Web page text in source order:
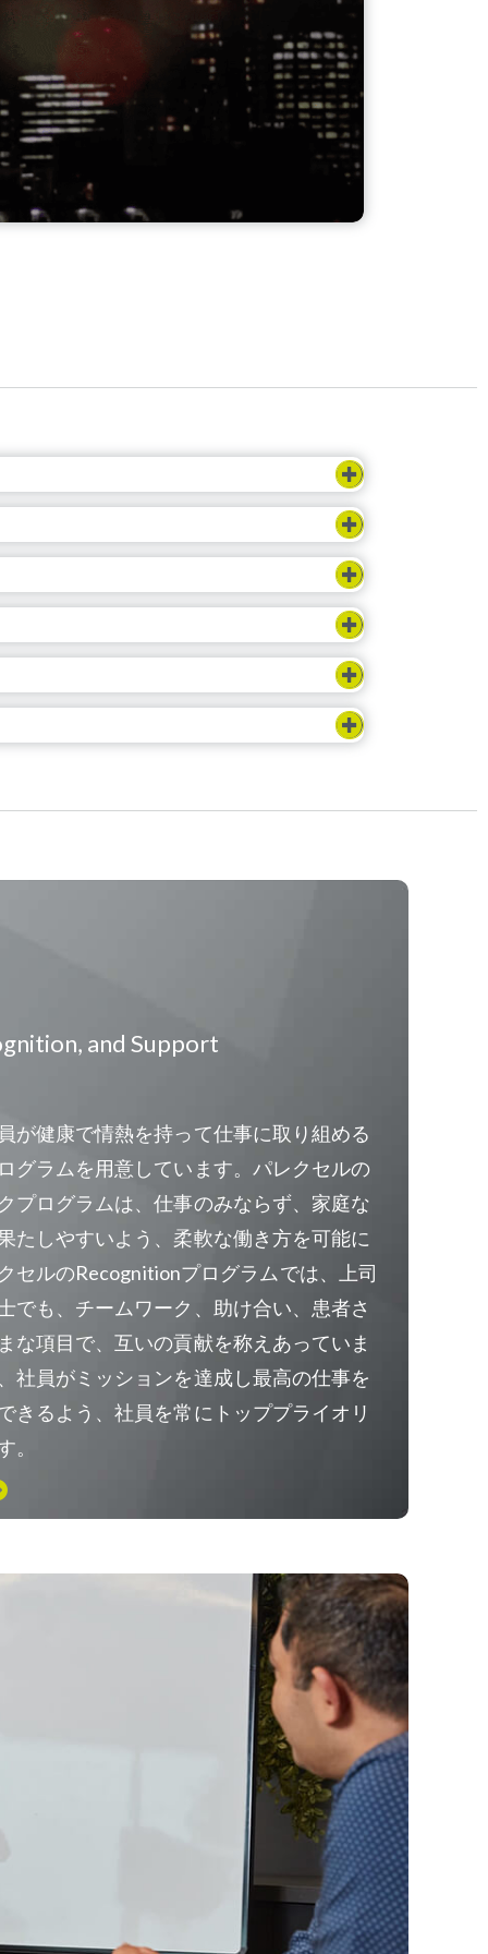
and Support
が健康で情熱を持って仕事に取り組める
グラムを用意しています。パレクセルの
プログラムは、仕事のみならず、家庭な
たしやすいよう、柔軟な働き方を可能に
セルのRecognitionプログラムでは、上司
でも、チームワーク、助け合い、患者さ
な項目で、互いの貢献を称えあっていま
社員がミッションを達成し最高の仕事を
きるよう、社員を常にトッププライオリ
。